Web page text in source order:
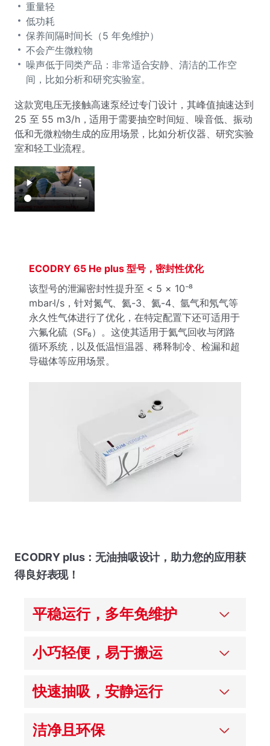
重量轻
低功耗
保养间隔时间长（5 年免维护）
不会产生微粒物
噪声低于同类产品：非常适合安静、清洁的工作空
间，比如分析和研究实验室。
这款宽电压无接触高速泵经过专门设计，其峰值抽速达到
25 至 55 m3/h，适用于需要抽空时间短、噪音低、振动
低和无微粒物生成的应用场景，比如分析仪器、研究实验
室和轻工业流程。
ECODRY 65 He plus 型号，密封性优化
该型号的泄漏密封性提升至 < 5 × 10⁻⁸
mbar·l/s，针对氮气、氦-3、氦-4、氩气和氖气等
永久性气体进行了优化，在特定配置下还可适用于
六氟化硫（SF₆）。这使其适用于氦气回收与闭路
循环系统，以及低温恒温器、稀释制冷、检漏和超
导磁体等应用场景。
ECODRY plus：无油抽吸设计，助力您的应用获
得良好表现！
平稳运行，多年免维护
小巧轻便，易于搬运
快速抽吸，安静运行
洁净且环保